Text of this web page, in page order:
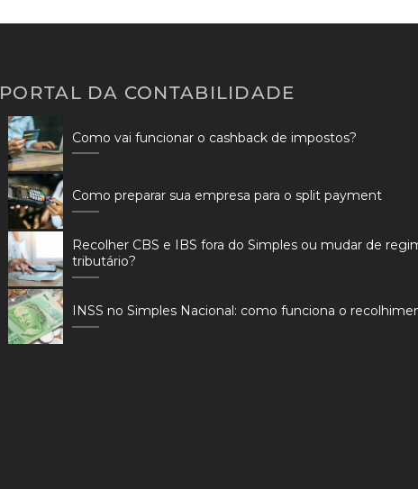
PORTAL DA CONTABILIDADE
Como vai funcionar o cashback de impostos?
Como preparar sua empresa para o split payment
Recolher CBS e IBS fora do Simples ou mudar de
tributário?
INSS no Simples Nacional: como funciona o